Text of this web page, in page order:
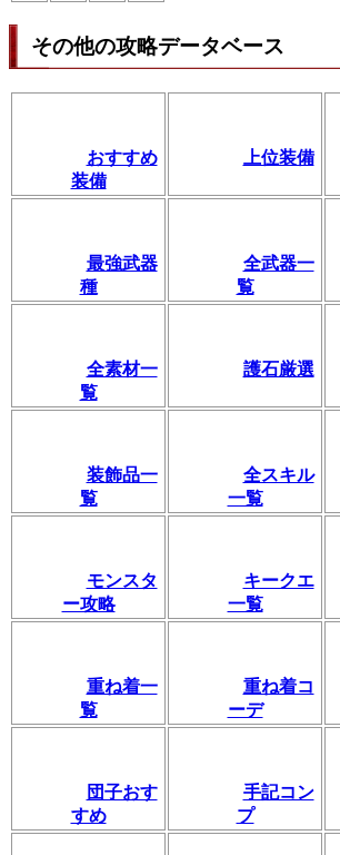
その他の攻略データベース
おすすめ
装備
上位装備
最強武器
種
全武器一
覧
全素材一
覧
護石厳選
装飾品一
覧
全スキル
一覧
モンスタ
ー攻略
キークエ
一覧
重ね着一
覧
重ね着コ
ーデ
団子おす
すめ
手記コン
プ